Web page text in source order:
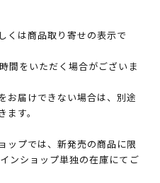
くは商品取り寄せの表示で
間をいただく場合がございま
お届けできない場合は、別途
す。
ップでは、新発売の商品に限
ンショップ単独の在庫にてご